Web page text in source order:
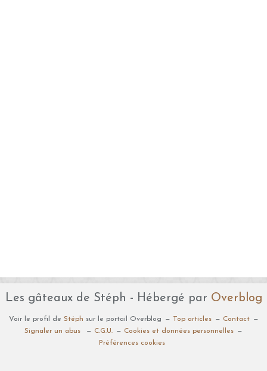
Les gâteaux de Stéph - Hébergé par Overblog
Voir le profil de Stéph sur le portail Overblog Top articles
Contact
Signaler un abus
C.G.U.
Cookies et données personnelles
Préférences cookies